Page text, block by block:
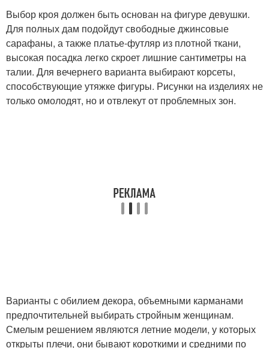
Выбор кроя должен быть основан на фигуре девушки.
Для полных дам подойдут свободные джинсовые
сарафаны, а также платье-футляр из плотной ткани,
высокая посадка легко скроет лишние сантиметры на
талии. Для вечернего варианта выбирают корсеты,
способствующие утяжке фигуры. Рисунки на изделиях не
только омолодят, но и отвлекут от проблемных зон.
Варианты с обилием декора, объемными карманами
предпочтительней выбирать стройным женщинам.
Смелым решением являются летние модели, у которых
открыты плечи, они бывают короткими и средними по